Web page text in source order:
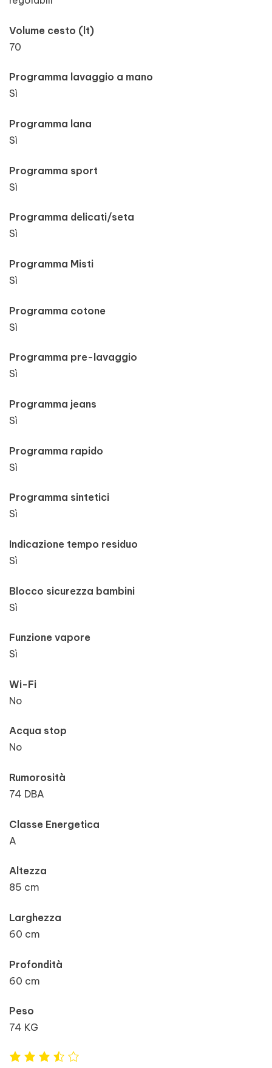
Volume cesto (lt)
70
Programma lavaggio a mano
Sì
Programma lana
Sì
Programma sport
Sì
Programma delicati/seta
Sì
Programma Misti
Sì
Programma cotone
Sì
Programma pre-lavaggio
Sì
Programma jeans
Sì
Programma rapido
Sì
Programma sintetici
Sì
Indicazione tempo residuo
Sì
Blocco sicurezza bambini
Sì
Funzione vapore
Sì
Wi-Fi
No
Acqua stop
No
Rumorosità
74 DBA
Classe Energetica
A
Altezza
85 cm
Larghezza
60 cm
Profondità
60 cm
Peso
74 KG